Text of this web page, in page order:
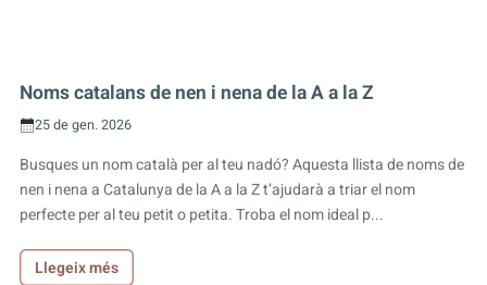
Noms catalans de nen i nena de la A a la Z
25 de gen. 2026
Busques un nom català per al teu nadó? Aquesta llista de noms de
nen i nena a Catalunya de la A a la Z t’ajudarà a triar el nom
perfecte per al teu petit o petita. Troba el nom ideal p...
Llegeix més